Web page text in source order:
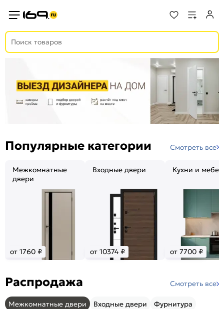
Популярные категории Смотреть все
Межкомнатные
двери
от 1760 ₽
Входные двери
от 10374 ₽
Кухни и
от 7700 ₽
Распродажа Смотреть все
Межкомнатные двери Входные двери Фурнитура